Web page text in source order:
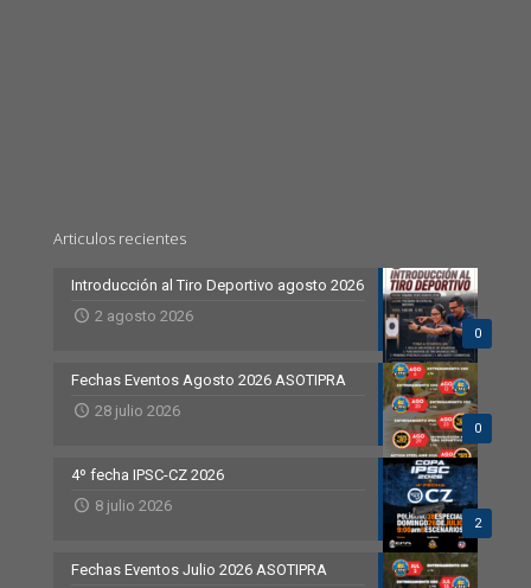
Articulos recientes
0
Introducción al Tiro Deportivo agosto 2026
2 agosto 2026
0
Fechas Eventos Agosto 2026 ASOTIPRA
28 julio 2026
2
4º fecha IPSC-CZ 2026
8 julio 2026
Fechas Eventos Julio 2026 ASOTIPRA